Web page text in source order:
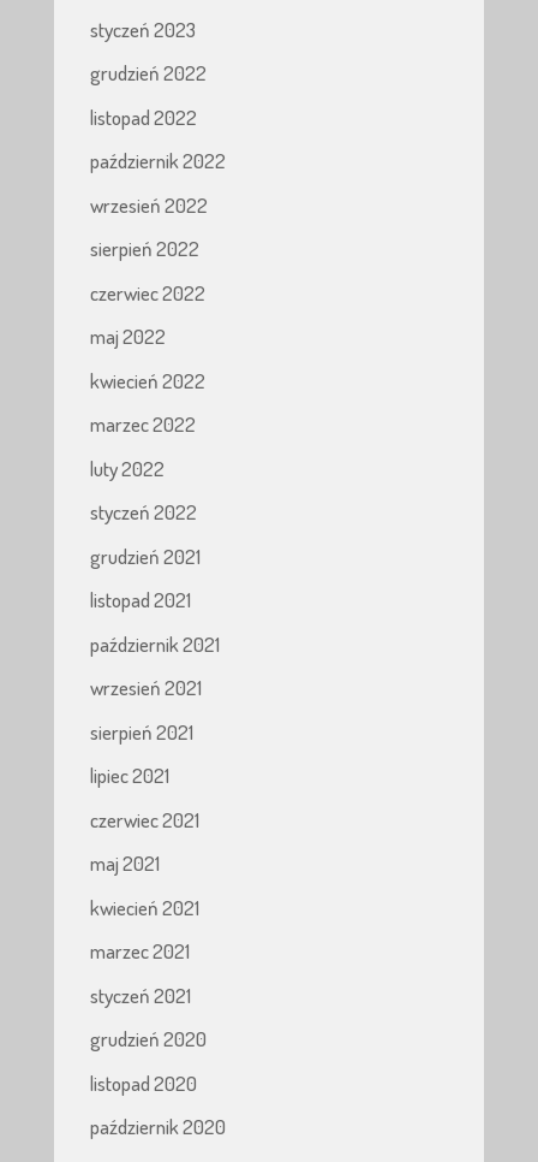
styczeń 2023
grudzień 2022
listopad 2022
październik 2022
wrzesień 2022
sierpień 2022
czerwiec 2022
maj 2022
kwiecień 2022
marzec 2022
luty 2022
styczeń 2022
grudzień 2021
listopad 2021
październik 2021
wrzesień 2021
sierpień 2021
lipiec 2021
czerwiec 2021
maj 2021
kwiecień 2021
marzec 2021
styczeń 2021
grudzień 2020
listopad 2020
październik 2020